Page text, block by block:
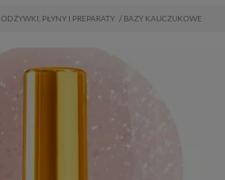
ODŻYWKI, PŁYNY I PREPARATY BAZY KAUCZUKOWE